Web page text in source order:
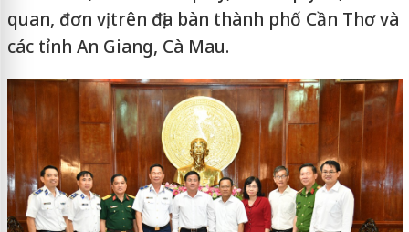
quan, đơn vị trên địa bàn thành phố Cần Thơ và
các tỉnh An Giang, Cà Mau.